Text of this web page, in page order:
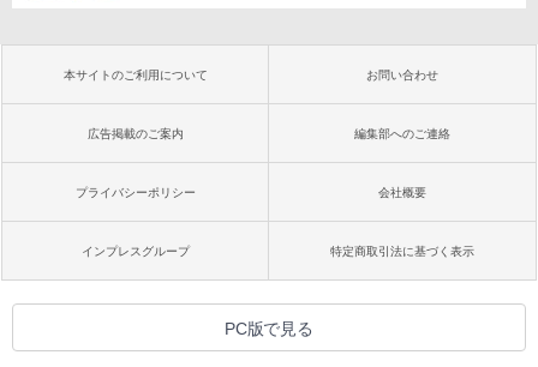
本サイトのご利用について お問い合わせ
広告掲載のご案内 編集部へのご連絡
プライバシーポリシー 会社概要
インプレスグループ 特定商取引法に基づく表示
PC版で見る